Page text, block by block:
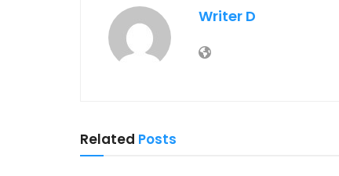
Writer D
Related Posts